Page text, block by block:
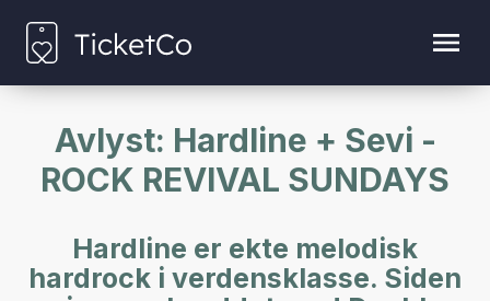
Avlyst: Hardline + Sevi -
ROCK REVIVAL SUNDAYS
Hardline er ekte melodisk
hardrock i verdensklasse. Siden